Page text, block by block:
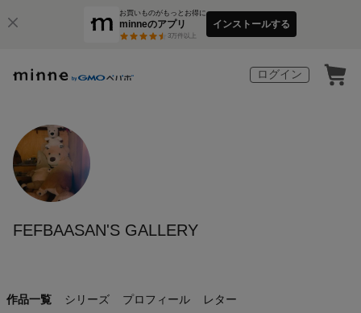
お買いものがもっとお得に
minneのアプリ
3万件以上
インストールする
ログイン
FEFBAASAN'S GALLERY
作品一覧 シリーズ プロフィール レター